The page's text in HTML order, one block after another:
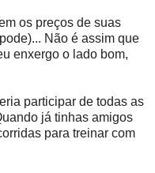
os preços de suas
Não é assim que
enxergo o lado bom,
participar de todas as
já tinhas amigos
para treinar com